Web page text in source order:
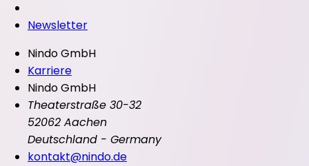
Newsletter
Nindo GmbH
Karriere
Nindo GmbH
Theaterstraße 30-32
52062 Aachen
Deutschland - Germany
kontakt@nindo.de